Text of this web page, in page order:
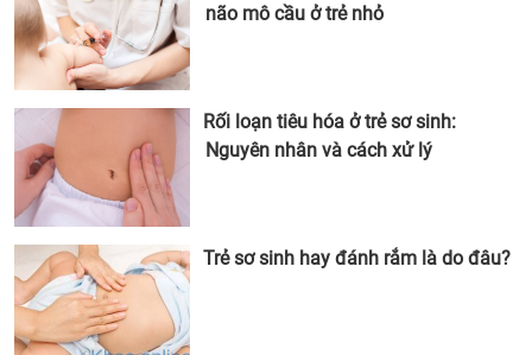
não mô cầu ở trẻ nhỏ
Rối loạn tiêu hóa ở trẻ sơ sinh:
Nguyên nhân và cách xử lý
Trẻ sơ sinh hay đánh rắm là do đâu?